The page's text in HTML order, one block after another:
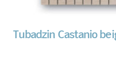
Tubadzin Castanio